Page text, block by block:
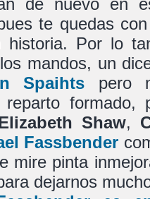
de nuevo en
te quedas
historia. Por lo
mandos, un
Spaihts pero
formado,
Shaw,
Fassbender
mire pinta
dejarnos